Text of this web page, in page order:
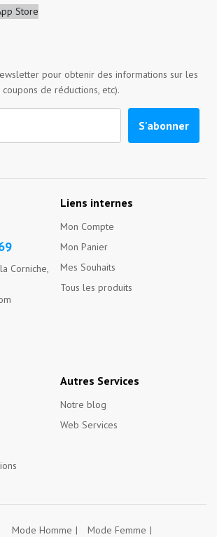
pour obtenir des informations sur les
de réductions, etc).
S'abonner
Corniche,
Liens internes
Mon Compte
Mon Panier
Mes Souhaits
Tous les produits
Autres Services
Notre blog
Web Services
Mode Homme
Mode Femme